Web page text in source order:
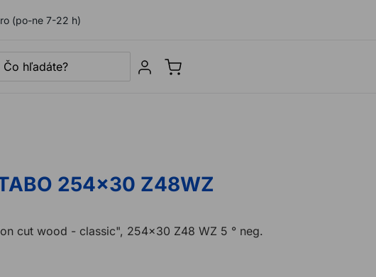
(po-ne 7-22 h)
Sign in
254x30 Z48WZ
cut wood - classic", 254x30 Z48 WZ 5 ° neg.